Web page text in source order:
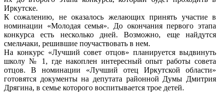
Иркутске.
К сожалению, не оказалось желающих принять участие в
номинации «Молодая семья». До окончания первого этапа
конкурса есть несколько дней. Возможно, еще найдутся
смельчаки, решившие поучаствовать в нем.
На конкурс «Лучший совет отцов» планируется выдвинуть
школу № 1, где накоплен интересный опыт работы совета
отцов. В номинации «Лучший отец Иркутской области»
готовятся документы на депутата районной Думы Дмитрия
Дрягина, в семье которого воспитывается трое детей.